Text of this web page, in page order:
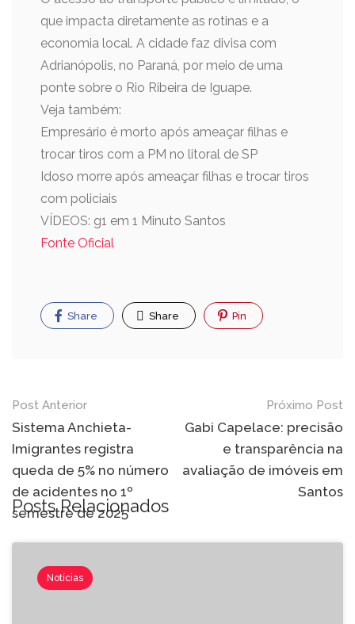
que impacta diretamente as rotinas e a
economia local. A cidade faz divisa com
Adrianópolis, no Paraná, por meio de uma
ponte sobre o Rio Ribeira de Iguape.
Veja também:
Empresário é morto após ameaçar filhas e
trocar tiros com a PM no litoral de SP
Idoso morre após ameaçar filhas e trocar tiros
com policiais
VÍDEOS: g1 em 1 Minuto Santos
Fonte Oficial
Share Share Pin
Post Anterior
Sistema Anchieta-
Imigrantes registra
queda de 5% no número
de acidentes no 1º
semestre de 2025
Próximo Post
Gabi Capelace: precisão
e transparência na
avaliação de imóveis em
Santos
Posts Relacionados
Notícias